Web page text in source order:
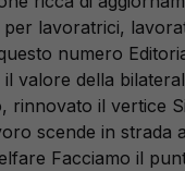
lavoratrici,
numero
valore della
rinnovato il vertice
scende in strada
Facciamo il